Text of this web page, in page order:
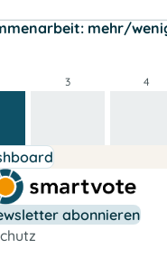
mehr/
3 4
abonnieren